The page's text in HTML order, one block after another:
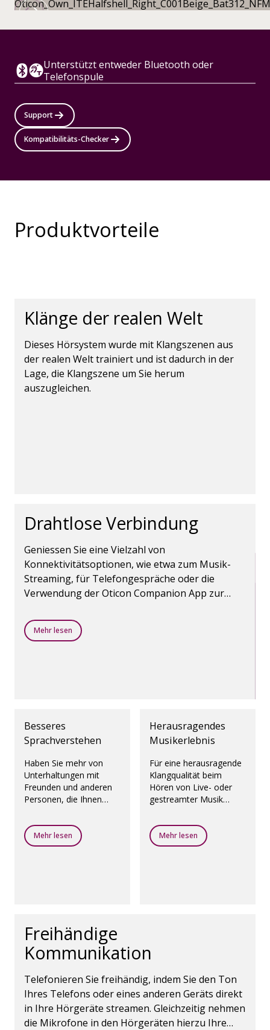
Unterstützt entweder Bluetooth oder
Telefonspule
Support
Kompatibilitäts-Checker
Produktvorteile
Klänge der realen Welt
Dieses Hörsystem wurde mit Klangszenen aus
der realen Welt trainiert und ist dadurch in der
Lage, die Klangszene um Sie herum
auszugleichen.
Drahtlose Verbindung
Geniessen Sie eine Vielzahl von
Konnektivitätsoptionen, wie etwa zum Musik-
Streaming, für Telefongespräche oder die
Verwendung der Oticon Companion App zur
Wireless-Technologie macht es möglich.
Mehr lesen
Besseres
Sprachverstehen
Haben Sie mehr von
Unterhaltungen mit
Freunden und anderen
Personen, die Ihnen
Hörsysteme verbessern
das Sprachverstehen in
sowohl lärmigen als
Mehr lesen
Herausragendes
Musikerlebnis
Für eine herausragende
Klangqualität beim
Hören von Live- oder
gestreamter Musik
Programm entwickelt:
Oticon MyMusic.
Mehr lesen
Freihändige
Kommunikation
Telefonieren Sie freihändig, indem Sie den Ton
Ihres Telefons oder eines anderen Geräts direkt
in Ihre Hörgeräte streamen. Gleichzeitig nehmen
die Mikrofone in den Hörgeräten hierzu Ihre